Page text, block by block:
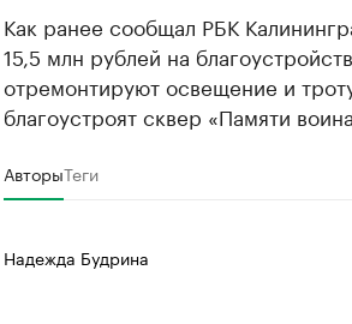
Как ранее сообщал РБК
15,5 млн рублей на
отремонтируют освещение и
благоустроят сквер «Памяти
АвторыТеги
Надежда Будрина